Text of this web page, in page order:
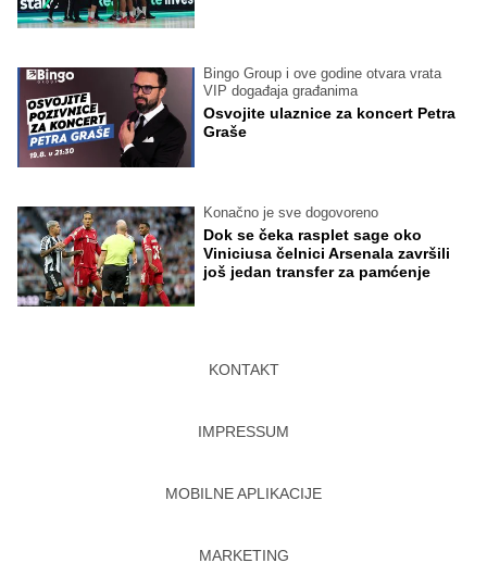
Bingo Group i ove godine otvara vrata
VIP događaja građanima
Osvojite ulaznice za koncert Petra
Graše
Konačno je sve dogovoreno
Dok se čeka rasplet sage oko
Viniciusa čelnici Arsenala završili
još jedan transfer za pamćenje
KONTAKT
IMPRESSUM
MOBILNE APLIKACIJE
MARKETING